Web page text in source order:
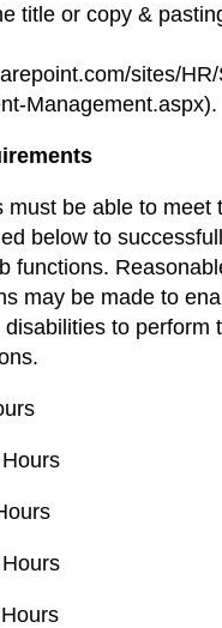
title or copy &
sites/
Management.aspx).
must be able to meet
below to
functions.
may be made to
to perform